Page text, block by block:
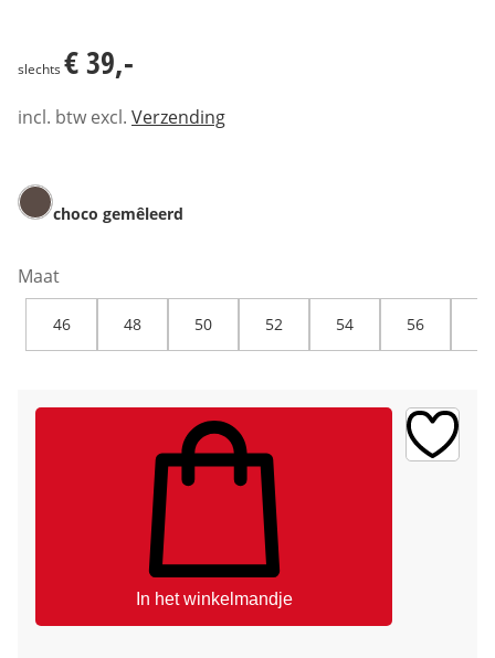
slechts € 39,-
incl. btw excl. Verzending
choco gemêleerd
Maat
46 48 50 52 54 56
In het winkelmandje